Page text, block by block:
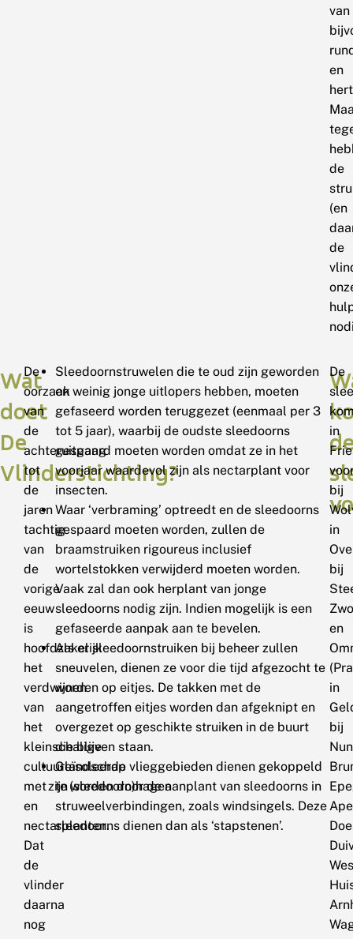
van
en
de
(en
de
Wat
doet
De
Vlinderstichting?
De
oorzaak
van
de
achteruitgang
tot
de
jaren
tachtig
van
de
vorige
eeuw
is
hoofdzakelijk
het
verdwijnen
van
het
kleinschalige
cultuurlandschap
met zijn (sleedoorn)hagen
en
nectarplanten.
Dat
de
vlinder
daarna
nog
Sleedoornstruwelen die te oud zijn geworden
en weinig jonge uitlopers hebben, moeten
gefaseerd worden teruggezet (eenmaal per 3
tot 5 jaar), waarbij de oudste sleedoorns
gespaard moeten worden omdat ze in het
voorjaar waardevol zijn als nectarplant voor
insecten.
Waar ‘verbraming’ optreedt en de sleedoorns
gespaard moeten worden, zullen de
braamstruiken rigoureus inclusief
wortelstokken verwijderd moeten worden.
Vaak zal dan ook herplant van jonge
sleedoorns nodig zijn. Indien mogelijk is een
gefaseerde aanpak aan te bevelen.
Als er sleedoornstruiken bij beheer zullen
sneuvelen, dienen ze voor die tijd afgezocht te
worden op eitjes. De takken met de
aangetroffen eitjes worden dan afgeknipt en
overgezet op geschikte struiken in de buurt
die blijven staan.
Geïsoleerde vlieggebieden dienen gekoppeld
te worden door de aanplant van sleedoorns in
struweelverbindingen, zoals windsingels. Deze
sleedoorns dienen dan als ‘stapstenen’.
De
in
bij
in
bij
en
in
bij